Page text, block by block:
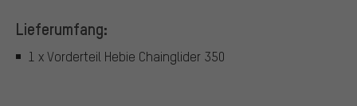
Lieferumfang:
1 x Vorderteil Hebie Chainglider 350